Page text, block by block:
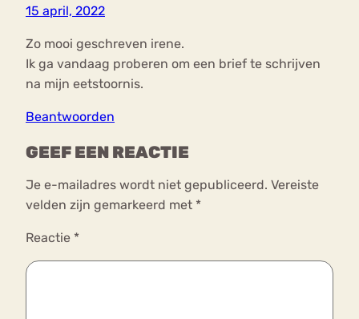
15 april, 2022
Zo mooi geschreven irene.
Ik ga vandaag proberen om een brief te schrijven
na mijn eetstoornis.
Beantwoorden
GEEF EEN REACTIE
Je e-mailadres wordt niet gepubliceerd. Vereiste
velden zijn gemarkeerd met *
Reactie *